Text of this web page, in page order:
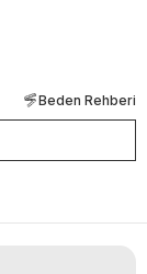
Beden Rehberi